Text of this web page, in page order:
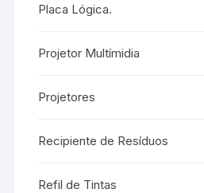
Placa Lógica.
Projetor Multímidia
Projetores
Recipiente de Resíduos
Refil de Tintas